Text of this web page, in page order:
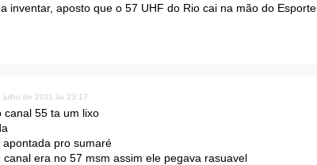
inventar, aposto que o 57 UHF do Rio cai na mão do Esporte
julho de 2011 às 23:17
canal 55 ta um lixo
pro sumaré
canal era no 57 msm assim ele pegava rasuavel